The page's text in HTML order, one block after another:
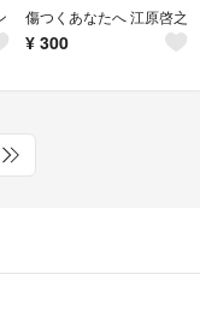
傷つくあなたへ 江原啓之
¥ 300